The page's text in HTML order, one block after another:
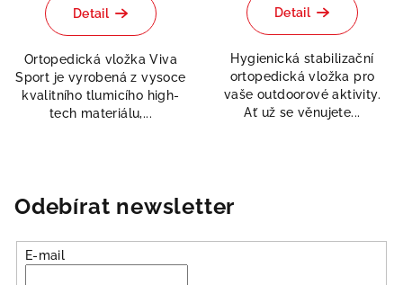
produktu
z
5
hvězdiček.
Detail
Ortopedická vložka Viva
Sport je vyrobená z vysoce
kvalitního tlumicího high-
tech materiálu,...
produktu
z
5
hvězdiček.
Detail
Hygienická stabilizační
ortopedická vložka pro
vaše outdoorové aktivity.
Ať už se věnujete...
Odebírat newsletter
E-mail